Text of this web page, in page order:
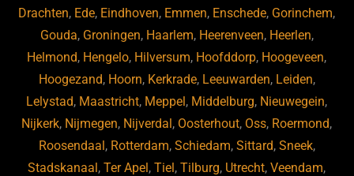
Drachten, Ede, Eindhoven, Emmen, Enschede, Gorinchem,
Gouda, Groningen, Haarlem, Heerenveen, Heerlen,
Helmond, Hengelo, Hilversum, Hoofddorp, Hoogeveen,
Hoogezand, Hoorn, Kerkrade, Leeuwarden, Leiden,
Lelystad, Maastricht, Meppel , Middelburg, Nieuwegein,
Nijkerk, Nijmegen, Nijverdal , Oosterhout, Oss, Roermond,
Roosendaal , Rotterdam, Schiedam, Sittard, Sneek,
Stadskanaal ,Ter Apel ,Tiel ,Tilburg, Utrecht,Veendam,